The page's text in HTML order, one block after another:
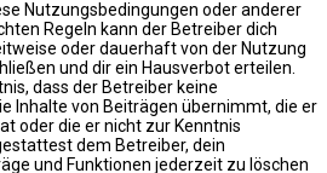
Nutzungsbedingungen oder anderer
Regeln kann der Betreiber dich
oder dauerhaft von der Nutzung
und dir ein Hausverbot erteilen.
dass der Betreiber keine
Inhalte von Beiträgen übernimmt, die er
oder die er nicht zur Kenntnis
dem Betreiber, dein
und Funktionen jederzeit zu löschen